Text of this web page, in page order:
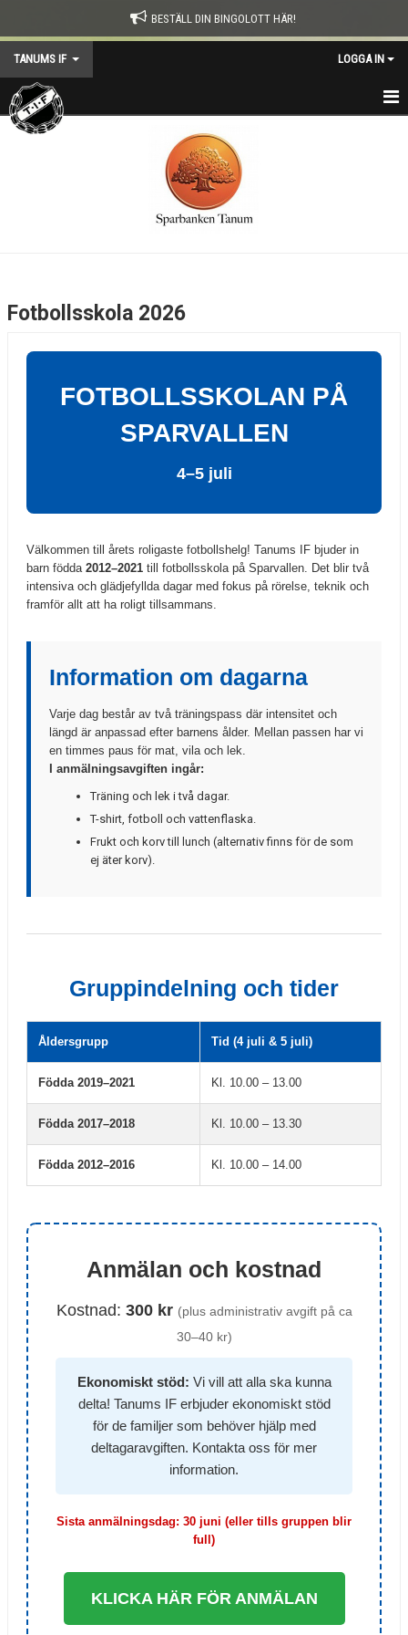
BESTÄLL DIN BINGOLOTT HÄR!
TANUMS IF LOGGA IN
HEM
SPONSRING
FOTBOLLSSKOLA 2026
TIF-MALLEN
INFO TILL FÖRÄLDRAR
ANTIDOPING
KLUBBENS SWISHNUMMER
Fotbollsskola 2026
FOTBOLLSSKOLAN PÅ
SPARVALLEN
4–5 juli
Välkommen till årets roligaste fotbollshelg! Tanums IF bjuder in
barn födda 2012–2021 till fotbollsskola på Sparvallen. Det blir två
intensiva och glädjefyllda dagar med fokus på rörelse, teknik och
framför allt att ha roligt tillsammans.
Information om dagarna
Varje dag består av två träningspass där intensitet och
längd är anpassad efter barnens ålder. Mellan passen har vi
en timmes paus för mat, vila och lek.
I anmälningsavgiften ingår:
Träning och lek i två dagar.
T-shirt, fotboll och vattenflaska.
Frukt och korv till lunch (alternativ finns för de som
ej äter korv).
Gruppindelning och tider
Åldersgrupp Tid (4 juli & 5 juli)
Födda 2019–2021 Kl. 10.00 – 13.00
Födda 2017–2018 Kl. 10.00 – 13.30
Födda 2012–2016 Kl. 10.00 – 14.00
Anmälan och kostnad
Kostnad: 300 kr (plus administrativ avgift på ca
30–40 kr)
Ekonomiskt stöd: Vi vill att alla ska kunna
delta! Tanums IF erbjuder ekonomiskt stöd
för de familjer som behöver hjälp med
deltagaravgiften. Kontakta oss för mer
information.
Sista anmälningsdag: 30 juni (eller tills gruppen blir
full)
KLICKA HÄR FÖR ANMÄLAN